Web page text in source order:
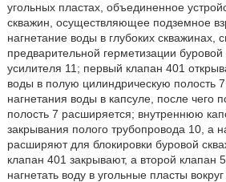
угольных пластах, объединенное
скважин, осуществляющее подземное
нагнетание воды в глубоких скважинах,
предварительной герметизации
усилителя 11; первый клапан 401
воды в полую цилиндрическую полость 7
нагнетания воды в капсуле, после чего
полость 7 расширяется; внутреннюю
закрывания полого трубопровода 10, а
расширяют для блокировки буровой
клапан 401 закрывают, а второй клапан
нагнетать воду в угольные пласты